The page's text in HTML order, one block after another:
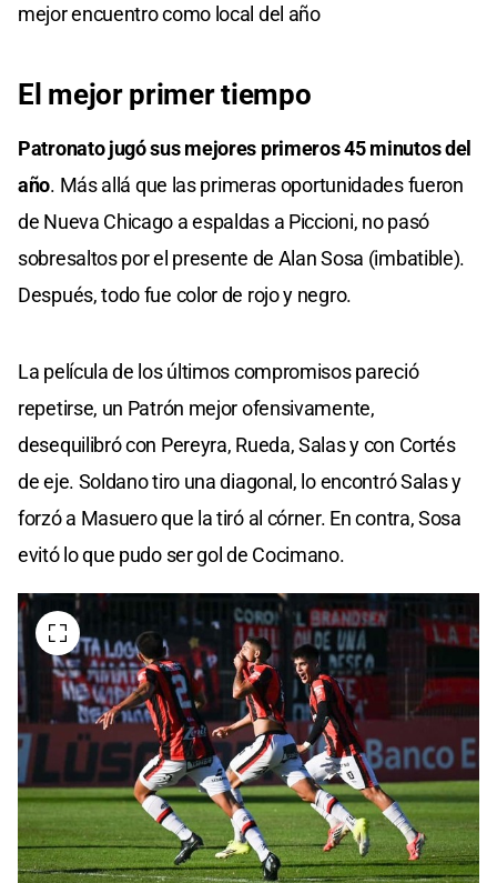
mejor encuentro como local del año
El mejor primer tiempo
Patronato jugó sus mejores primeros 45 minutos del
año. Más allá que las primeras oportunidades fueron
de Nueva Chicago a espaldas a Piccioni, no pasó
sobresaltos por el presente de Alan Sosa (imbatible).
Después, todo fue color de rojo y negro.
La película de los últimos compromisos pareció
repetirse, un Patrón mejor ofensivamente,
desequilibró con Pereyra, Rueda, Salas y con Cortés
de eje. Soldano tiro una diagonal, lo encontró Salas y
forzó a Masuero que la tiró al córner. En contra, Sosa
evitó lo que pudo ser gol de Cocimano.